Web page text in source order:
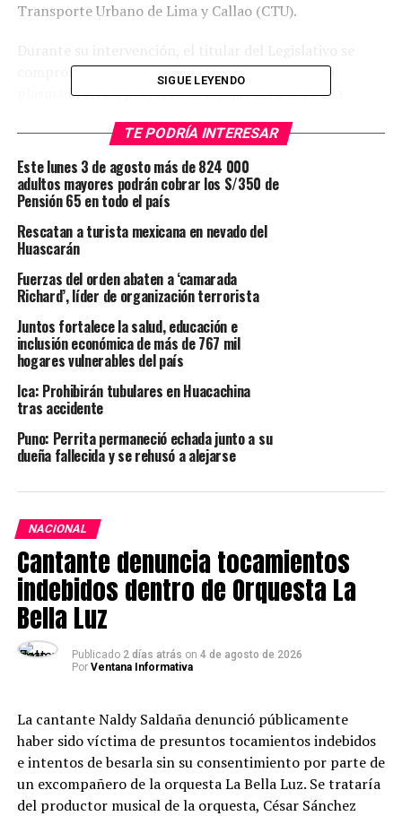
Transporte Urbano de Lima y Callao (CTU).
comprometió a atender sus pedidos, el cual sería
plasmado en un proyecto de ley que será visto a la
Entre los puntos acordados, se indicó que se propondrá
la creación de un grupo élite especializado, cuya función
principal será enfrentar de manera inmediata las
distintas modalidades extorsivas que afectan el sector
transporte.
presentará en un plazo de 10 días hábiles y, tras su
presentación, será atendida con carácter prioritario por
las comisiones respectivas y, luego, en la agenda del
Pleno del Congreso, que se dará en un plazo máximo de
30 días hábiles.
Además, se acordó que se realizará una mesa de trabajo
con los representantes de los transportistas que
asistieron hoy, para evaluar los avances de la iniciativa.
En la reunión también participaron los titulares de la
Ciudadana, Alfredo Azurín, así el de la Comisión de
Transportes, Juan Carlos Mori, quienes tomaron nota de
los planteamientos que serán evaluados por los grupos
de trabajo parlamentarios.
TEMAS RELACIONADOS: CONGRESO PARO
PERÚ
TRANSPORTE
TRANSPORTISTAS
SIGUE LEYENDO
TE PODRÍA INTERESAR
Este lunes 3 de agosto más de 824 000
adultos mayores podrán cobrar los S/350 de
Pensión 65 en todo el país
Rescatan a turista mexicana en nevado del
Huascarán
Fuerzas del orden abaten a ‘camarada
Richard’, líder de organización terrorista
Juntos fortalece la salud, educación e
inclusión económica de más de 767 mil
hogares vulnerables del país
Ica: Prohibirán tubulares en Huacachina
tras accidente
Puno: Perrita permaneció echada junto a su
dueña fallecida y se rehusó a alejarse
NACIONAL
Cantante denuncia tocamientos
indebidos dentro de Orquesta La
Bella Luz
Publicado 2 días atrás on 4 de agosto de 2026
Por Ventana Informativa
La cantante Naldy Saldaña denunció públicamente
haber sido víctima de presuntos tocamientos indebidos
e intentos de besarla sin su consentimiento por parte de
un excompañero de la orquesta La Bella Luz. Se trataría
del productor musical de la orquesta, César Sánchez